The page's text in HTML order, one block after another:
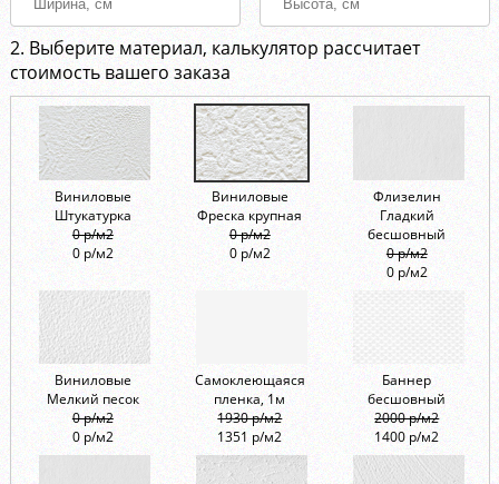
2. Выберите материал, калькулятор рассчитает
стоимость вашего заказа
Виниловые
Штукатурка
0 р/м2
0 р/м2
Виниловые
Фреска крупная
0 р/м2
0 р/м2
Флизелин
Гладкий
бесшовный
0 р/м2
0 р/м2
Виниловые
Мелкий песок
0 р/м2
0 р/м2
Самоклеющаяся
пленка, 1м
1930 р/м2
1351 р/м2
Баннер
бесшовный
2000 р/м2
1400 р/м2